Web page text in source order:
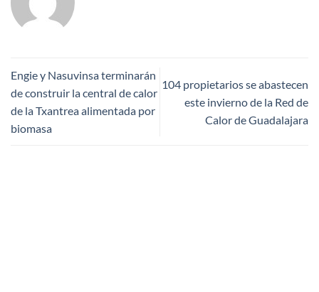
Engie y Nasuvinsa terminarán
de construir la central de calor
de la Txantrea alimentada por
biomasa
104 propietarios se abastecen
este invierno de la Red de
Calor de Guadalajara